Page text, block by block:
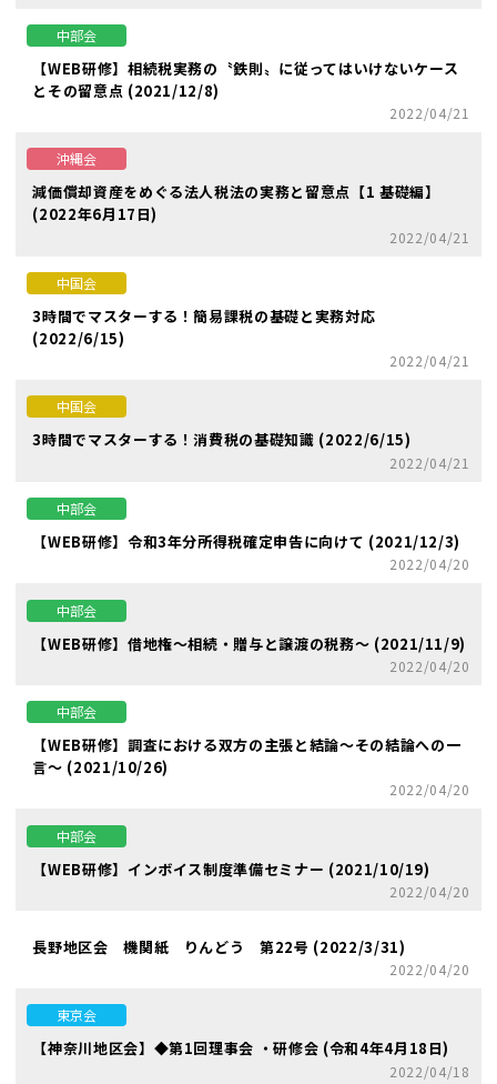
中部会
【WEB研修】相続税実務の〝鉄則〟に従ってはいけないケース
とその留意点 (2021/12/8)
2022/04/21
沖縄会
減価償却資産をめぐる法人税法の実務と留意点【1 基礎編】
(2022年6月17日)
2022/04/21
中国会
3時間でマスターする！簡易課税の基礎と実務対応
(2022/6/15)
2022/04/21
中国会
3時間でマスターする！消費税の基礎知識 (2022/6/15)
2022/04/21
中部会
【WEB研修】令和3年分所得税確定申告に向けて (2021/12/3)
2022/04/20
中部会
【WEB研修】借地権～相続・贈与と譲渡の税務～ (2021/11/9)
2022/04/20
中部会
【WEB研修】調査における双方の主張と結論～その結論への一
言～ (2021/10/26)
2022/04/20
中部会
【WEB研修】インボイス制度準備セミナー (2021/10/19)
2022/04/20
長野地区会 機関紙 りんどう 第22号 (2022/3/31)
2022/04/20
東京会
【神奈川地区会】◆第1回理事会 ・研修会 (令和4年4月18日)
2022/04/18